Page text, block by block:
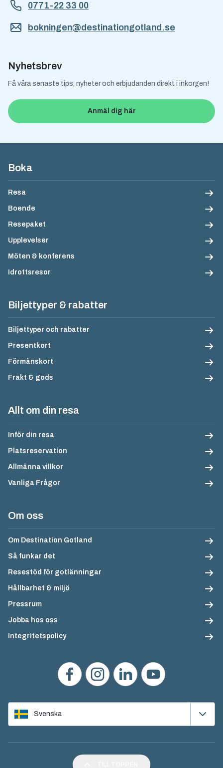
0771-22 33 00
bokningen@destinationgotland.se
Nyhetsbrev
Få våra senaste tips, nyheter och erbjudanden direkt i inkorgen!
Anmäl dig här
Sidfotsnavigation
Boka
Resa
Boende
Resepaket
Upplevelser
Möten & konferens
Idrottsresor
Biljettyper & rabatter
Biljettyper och rabatter
Presentkort
Förmånskort
Frakt & gods
Allt om din resa
Inför din resa
Platsreservation
Allmänna villkor
Vanliga Frågor
Om oss
Om Destination Gotland
Så funkar det
Resestöd för gotlänningar
Hållbarhet & miljö
Pressrum
Jobba hos oss
Integritetspolicy
Svenska